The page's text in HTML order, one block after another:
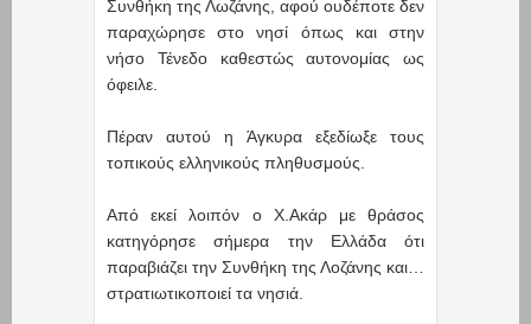
Συνθήκη της Λωζάνης, αφού ουδέποτε δεν
παραχώρησε στο νησί όπως και στην
νήσο Τένεδο καθεστώς αυτονομίας ως
όφειλε.
Πέραν αυτού η Άγκυρα εξεδίωξε τους
τοπικούς ελληνικούς πληθυσμούς.
Από εκεί λοιπόν ο Χ.Ακάρ με θράσος
κατηγόρησε σήμερα την Ελλάδα ότι
παραβιάζει την Συνθήκη της Λοζάνης και…
στρατιωτικοποιεί τα νησιά.